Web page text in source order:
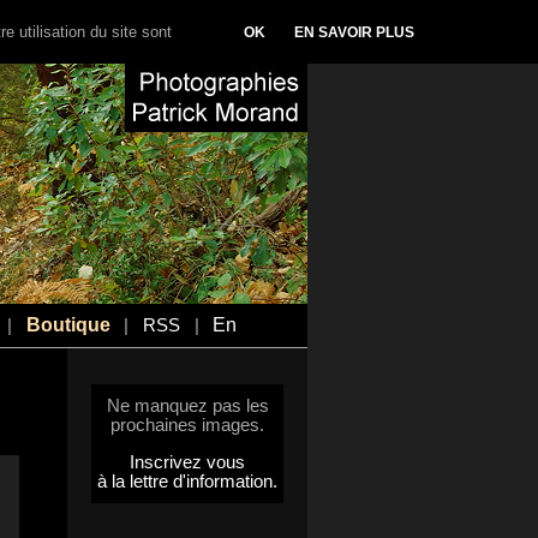
Boutique RSS En
Ne manquez pas les
prochaines images.
Inscrivez vous
à la lettre d'information.
utilisation du site sont OK EN SAVOIR PLUS